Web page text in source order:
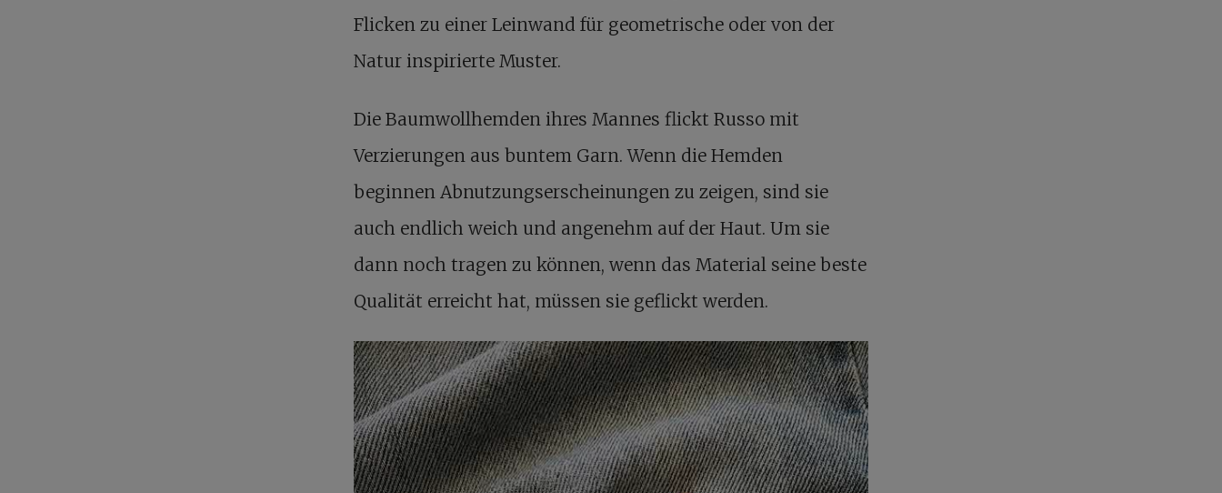
Flicken zu einer Leinwand für geometrische oder von der
Natur inspirierte Muster.
Die Baumwollhemden ihres Mannes flickt Russo mit
Verzierungen aus buntem Garn. Wenn die Hemden
beginnen Abnutzungserscheinungen zu zeigen, sind sie
auch endlich weich und angenehm auf der Haut. Um sie
dann noch tragen zu können, wenn das Material seine beste
Qualität erreicht hat, müssen sie geflickt werden.